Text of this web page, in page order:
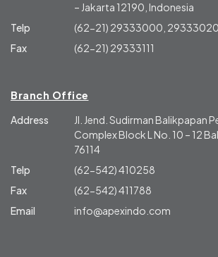
– Jakarta 12190, Indonesia
Telp
(62-21) 29333000,
Fax
(62-21) 29333111
Branch Office
Address
Jl. Jend. Sudirman Balikpapan
Complex Block L No. 10 – 12
76114
Telp
(62-542) 410258
Fax
(62-542) 411788
Email
info@apexindo.com